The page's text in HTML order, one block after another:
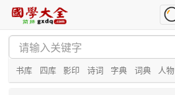
书库 四库 影印 诗词 字典 词典 人物